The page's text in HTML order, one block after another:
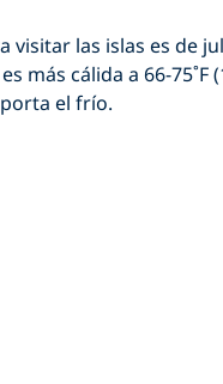
visitar las islas es de
más cálida a 66-75˚F
el frío.